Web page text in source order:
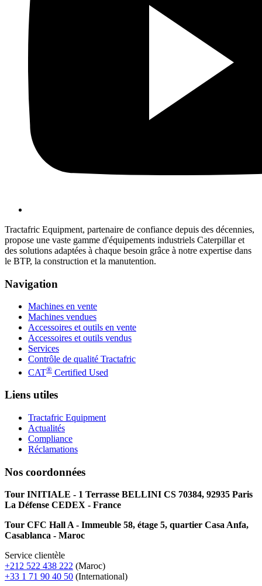
Tractafric Equipment, partenaire de confiance depuis des décennies,
propose une vaste gamme d'équipements industriels Caterpillar et
des solutions adaptées à chaque besoin grâce à notre expertise dans
le BTP, la construction et la manutention.
Navigation
Machines en vente
Machines vendues
Accessoires et outils en vente
Accessoires et outils vendus
Services
Contrôle de qualité Tractafric
CAT® Certified Used
Liens utiles
Tractafric Equipment
Actualités
Compliance
Réclamations
Nos coordonnées
Tour INITIALE - 1 Terrasse BELLINI CS 70384, 92935 Paris
La Défense CEDEX - France
Tour CFC Hall A - Immeuble 58, étage 5, quartier Casa Anfa,
Casablanca - Maroc
Service clientèle
+212 522 438 222 (Maroc)
+33 1 71 90 40 50 (International)